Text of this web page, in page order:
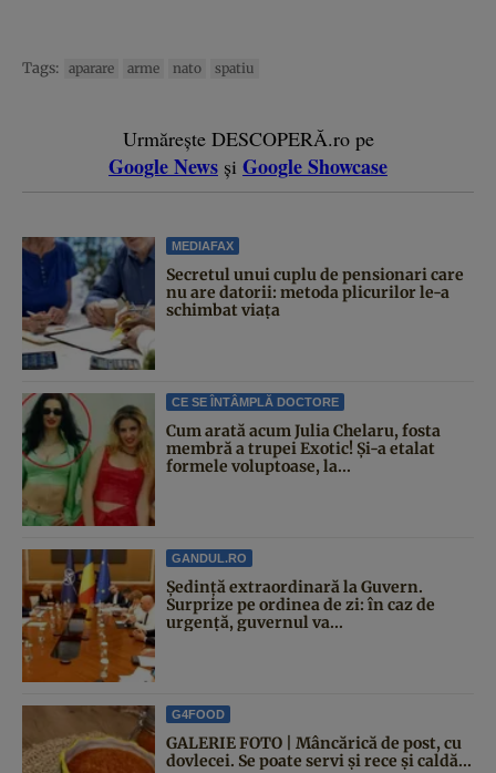
Tags: aparare arme nato spatiu
Urmărește DESCOPERĂ.ro pe
Google News și Google Showcase
MEDIAFAX
Secretul unui cuplu de pensionari care
nu are datorii: metoda plicurilor le-a
schimbat viața
CE SE ÎNTÂMPLĂ DOCTORE
Cum arată acum Julia Chelaru, fosta
membră a trupei Exotic! Și-a etalat
formele voluptoase, la...
GANDUL.RO
Şedinţă extraordinară la Guvern.
Surprize pe ordinea de zi: în caz de
urgență, guvernul va...
G4FOOD
GALERIE FOTO | Mâncărică de post, cu
dovlecei. Se poate servi și rece și caldă...